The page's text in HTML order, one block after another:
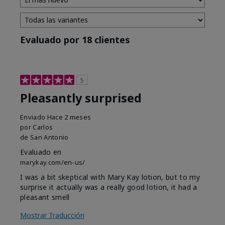
Evaluado por 18 clientes
5
Pleasantly surprised
Enviado Hace 2 meses
por Carlos
de San Antonio
Evaluado en
marykay.com/en-us/
I was a bit skeptical with Mary Kay lotion, but to my
surprise it actually was a really good lotion, it had a
pleasant smell
Mostrar Traducción